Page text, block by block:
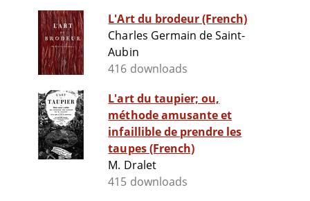
L'Art du brodeur (French)
Charles Germain de Saint-
Aubin
416 downloads
L'art du taupier; ou,
méthode amusante et
infaillible de prendre les
taupes (French)
M. Dralet
415 downloads